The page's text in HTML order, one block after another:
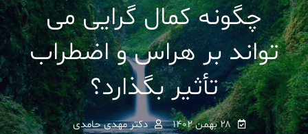
چگونه کمال گرایی می
تواند بر هراس و اضطراب
تأثیر بگذارد؟
۲۸ بهمن ۱۴۰۲ دکتر مهدی حامدی